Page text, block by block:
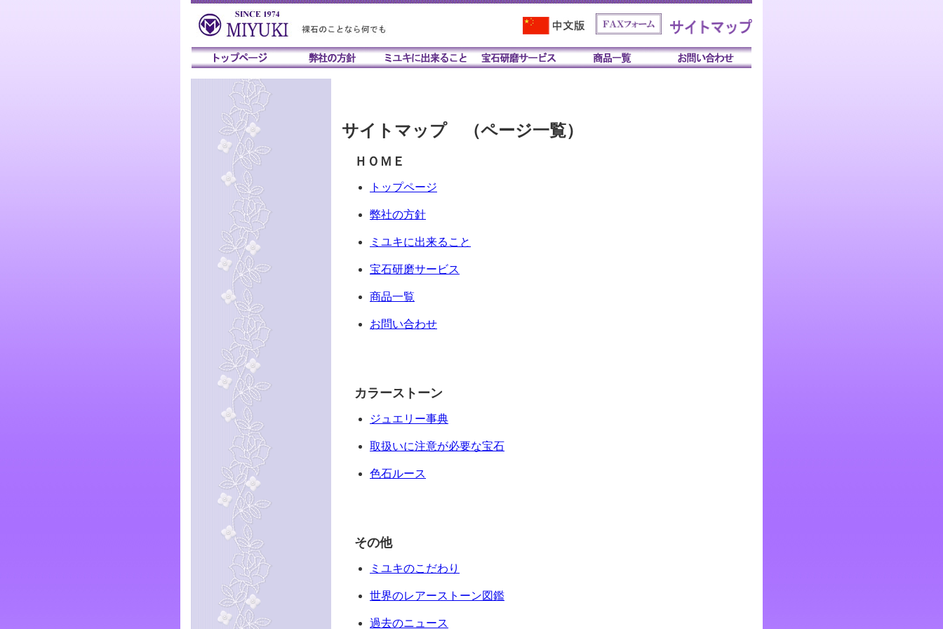
サイトマップ （ページ一覧）
ＨＯＭＥ
トップページ
弊社の方針
ミユキに出来ること
宝石研磨サービス
商品一覧
お問い合わせ
カラーストーン
ジュエリー事典
取扱いに注意が必要な宝石
色石ルース
その他
ミユキのこだわり
世界のレアーストーン図鑑
過去のニュース